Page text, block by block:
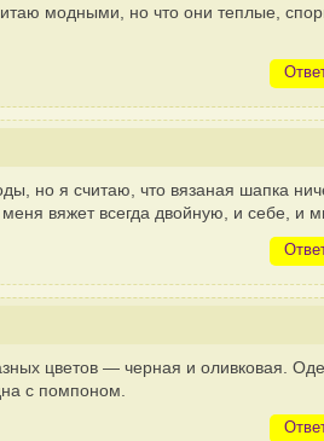
модными, но что они теплые,
но я считаю, что вязаная шапка
вяжет всегда двойную, и себе, и
цветов — черная и оливковая.
с помпоном.